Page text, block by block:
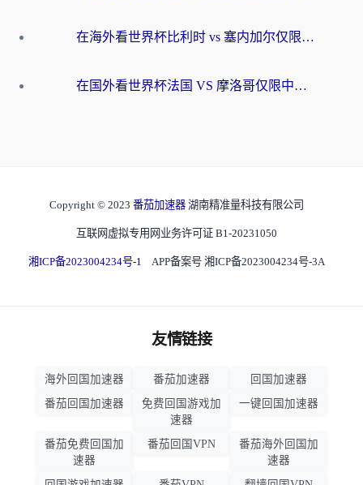
在海外看世界杯比利时 vs 塞内加尔仅限中国大陆？我找到了最流畅的中文解说之路
在国外看世界杯法国 VS 摩洛哥仅限中国大陆？海外党这样看中文解说赛事不卡顿
Copyright © 2023 番茄加速器 湖南精准量科技有限公司
互联网虚拟专用网业务许可证 B1-20231050
湘ICP备2023004234号-1 APP备案号 湘ICP备2023004234号-3A
友情链接
海外回国加速器 番茄加速器
回国加速器
番茄回国加速器
免费回国游戏加
速器
一键回国加速器
番茄免费回国加
速器
番茄回国VPN
番茄海外回国加
速器